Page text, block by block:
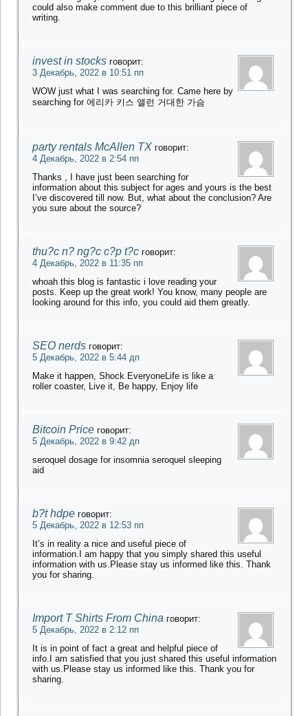
could also make comment due to this brilliant piece of
writing.
invest in stocks говорит:
3 Декабрь, 2022 в 10:51 пп
WOW just what I was searching for. Came here by
searching for 에리카 키스 앨런 거대한 가슴
party rentals McAllen TX говорит:
4 Декабрь, 2022 в 2:54 пп
Thanks , I have just been searching for
information about this subject for ages and yours is the best
I’ve discovered till now. But, what about the conclusion? Are
you sure about the source?
thu?c n? ng?c c?p t?c говорит:
4 Декабрь, 2022 в 11:35 пп
whoah this blog is fantastic i love reading your
posts. Keep up the great work! You know, many people are
looking around for this info, you could aid them greatly.
SEO nerds говорит:
5 Декабрь, 2022 в 5:44 дп
Make it happen, Shock EveryoneLife is like a
roller coaster, Live it, Be happy, Enjoy life
Bitcoin Price говорит:
5 Декабрь, 2022 в 9:42 дп
seroquel dosage for insomnia seroquel sleeping
aid
b?t hdpe говорит:
5 Декабрь, 2022 в 12:53 пп
It’s in reality a nice and useful piece of
information.I am happy that you simply shared this useful
information with us.Please stay us informed like this. Thank
you for sharing.
Import T Shirts From China говорит:
5 Декабрь, 2022 в 2:12 пп
It is in point of fact a great and helpful piece of
info.I am satisfied that you just shared this useful information
with us.Please stay us informed like this. Thank you for
sharing.